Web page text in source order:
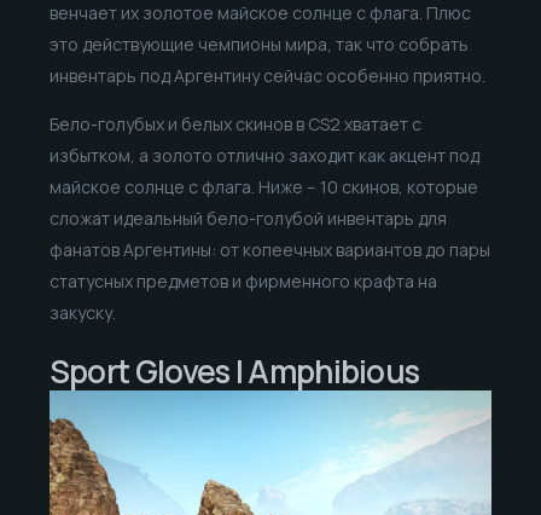
венчает их золотое майское солнце с флага. Плюс
это действующие чемпионы мира, так что собрать
инвентарь под Аргентину сейчас особенно приятно.
Бело-голубых и белых скинов в CS2 хватает с
избытком, а золото отлично заходит как акцент под
майское солнце с флага. Ниже – 10 скинов, которые
сложат идеальный бело-голубой инвентарь для
фанатов Аргентины: от копеечных вариантов до пары
статусных предметов и фирменного крафта на
закуску.
Sport Gloves | Amphibious